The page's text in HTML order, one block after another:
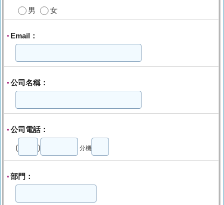
男
女
* Email：
* 公司名稱：
* 公司電話：
( ) 分機
* 部門：